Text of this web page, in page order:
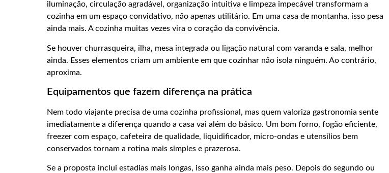
iluminação, circulação agradável, organização intuitiva e limpeza impecável transformam a
cozinha em um espaço convidativo, não apenas utilitário. Em uma casa de montanha, isso pesa
ainda mais. A cozinha muitas vezes vira o coração da convivência.
Se houver churrasqueira, ilha, mesa integrada ou ligação natural com varanda e sala, melhor
ainda. Esses elementos criam um ambiente em que cozinhar não isola ninguém. Ao contrário,
aproxima.
Equipamentos que fazem diferença na prática
Nem todo viajante precisa de uma cozinha profissional, mas quem valoriza gastronomia sente
imediatamente a diferença quando a casa vai além do básico. Um bom forno, fogão eficiente,
freezer com espaço, cafeteira de qualidade, liquidificador, micro-ondas e utensílios bem
conservados tornam a rotina mais simples e prazerosa.
Se a proposta inclui estadias mais longas, isso ganha ainda mais peso. Depois do segundo ou